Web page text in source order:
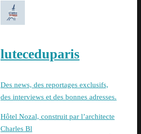
luteceduparis
Des news, des reportages exclusifs,
des interviews et des bonnes adresses.
Hôtel Nozal, construit par l’architecte
Charles Bl